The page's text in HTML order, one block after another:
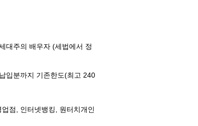
대주의 배우자 (세법에서 정
입분까지 기존한도(최고 240
점, 인터넷뱅킹, 원터치개인